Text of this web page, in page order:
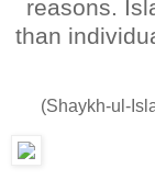
reasons.
than
(Shaykh-ul-